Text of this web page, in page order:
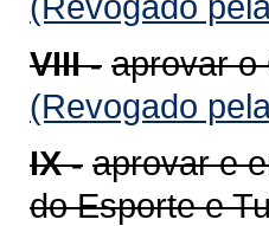
VIII - aprovar o
(Revogado
IX - aprovar e
do Esporte e